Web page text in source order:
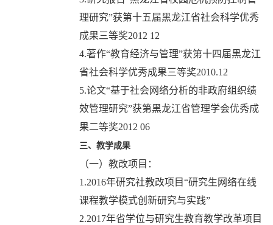
理研究”获第十五届黑龙江省社会科学优秀
成果三等奖2012 12
4.著作“教育经济与管理”获第十四届黑龙江
省社会科学优秀成果三等奖2010.12
5.论文“基于社会网络分析的非政府组织绩
效管理研究”获第黑龙江省管理学会优秀成
果二等奖2012 06
三、教学成果
（一）教改项目：
1.2016年研究社教改项目“研究生网络在线
课程教学模式创新研究与实践”
2.2017年省学位与研究生教育教学改革项目